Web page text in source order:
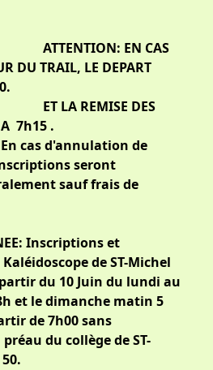
ATTENTION: EN CAS
DU TRAIL, LE DEPART
DES
A 7h15 .
de
seront
sauf frais de
Inscriptions et
de ST-Michel
du 10 Juin du lundi au
et le dimanche matin 5
de 7h00 sans
du collège de ST-